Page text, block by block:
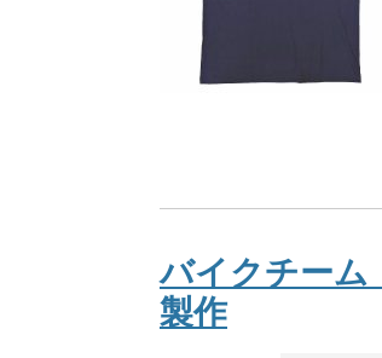
バイクチーム
製作